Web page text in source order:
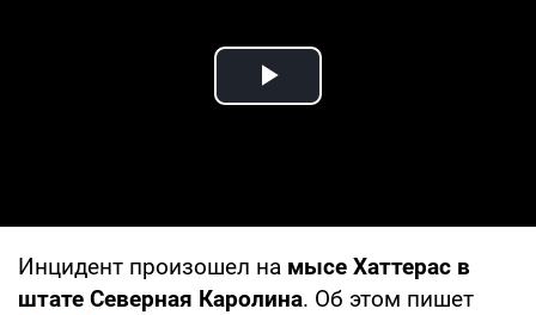
Play Video
Инцидент произошел на мысе Хаттерас в
штате Северная Каролина. Об этом пишет